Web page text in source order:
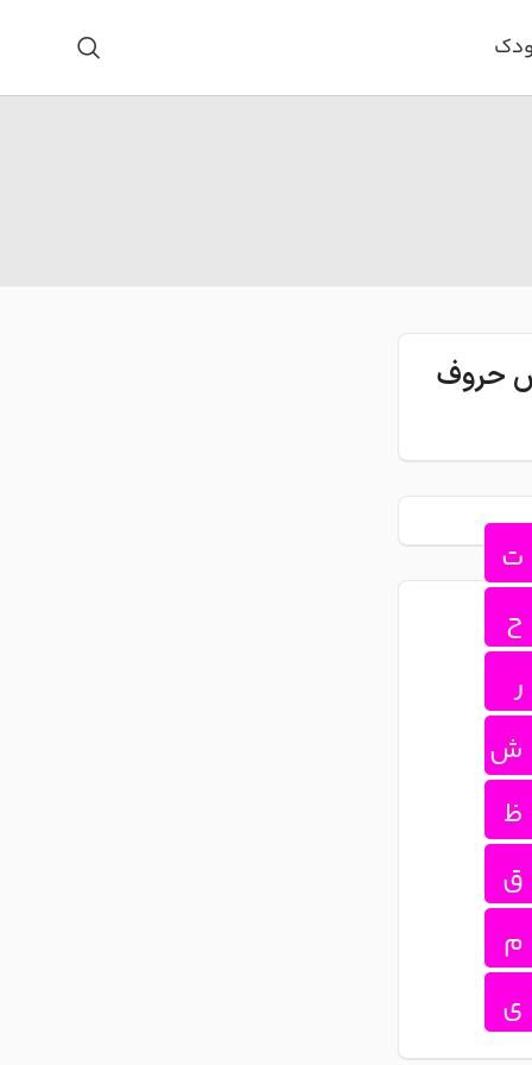
حروف
ت
ح
ر
ش
ظ
ق
م
ی